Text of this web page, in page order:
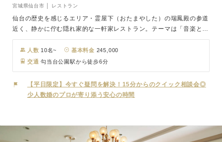
宮城県仙台市 │ レストラン
仙台の歴史を感じるエリア・霊屋下（おたまやした）の瑞鳳殿の参道
近く、静かに佇む隠れ家的な一軒家レストラン。テーマは「音楽とイ
タリア料理を」。店内にはグランドピアノが設置され、アットホーム
なコンサートや発表会が定期的に行われている。ペット同伴が可能な
ので愛犬家や愛猫家にもオススメ。
人数 10名~ 基本料金 245,000
交通 勾当台公園駅から徒歩6分
【平日限定】今すぐ疑問を解決！15分からのクイック相談会◎
少人数婚のプロが寄り添う安心の時間